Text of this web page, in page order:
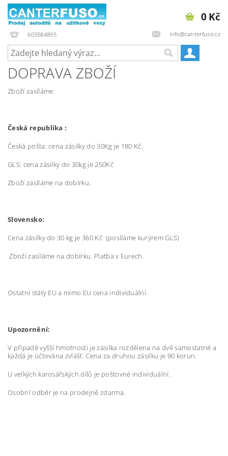
603584895 info@canterfuso.cz
0 Kč
DOPRAVA ZBOŽÍ
Zboží zasíláme:
Česká republika :
Česká pošta: cena zásilky do 30Kg je 180 Kč.
GLS: cena zásilky do 30kg je 250Kč
Zboží zasíláme na dobírku.
Slovensko:
Cena zásilky do 30 kg je 360 Kč (posíláme kurýrem GLS)
Zboží zasíláme na dobírku. Platba v Eurech.
Ostatní státy EU a mimo EU cena individuální.
Upozornění:
V případě vyšší hmotnosti je zásilka rozdělena na dvě samostatné a
každá je účtována zvlášť. Cena za druhou zásilku je 90 korun.
U velkých karosářských dílů je poštovné individuální.
Osobní odběr je na prodejně zdarma.